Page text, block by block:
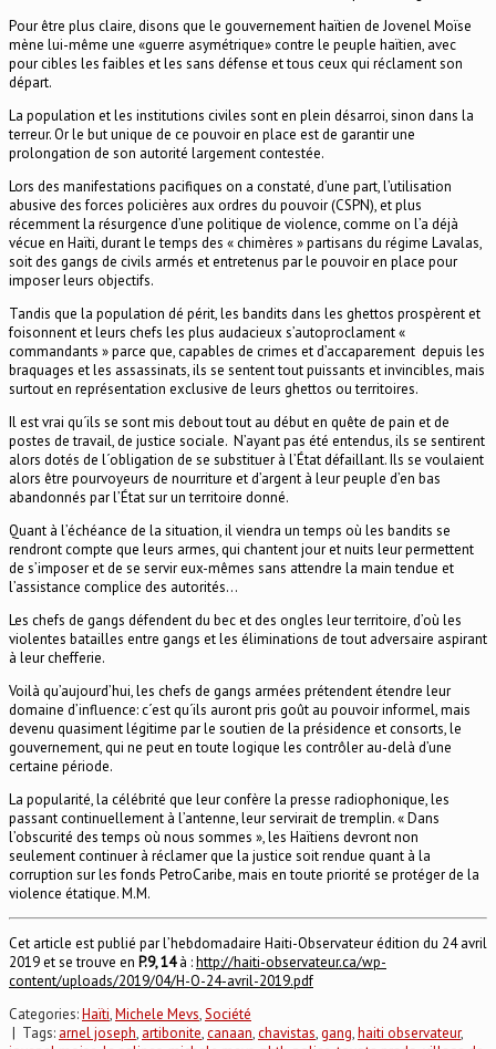
Pour être plus claire, disons que le gouvernement haïtien de Jovenel Moïse
mène lui-même une «guerre asymétrique» contre le peuple haïtien, avec
pour cibles les faibles et les sans défense et tous ceux qui réclament son
départ.
La population et les institutions civiles sont en plein désarroi, sinon dans la
terreur. Or le but unique de ce pouvoir en place est de garantir une
prolongation de son autorité largement contestée.
Lors des manifestations pacifiques on a constaté, d’une part, l’utilisation
abusive des forces policières aux ordres du pouvoir (CSPN), et plus
récemment la résurgence d’une politique de violence, comme on l’a déjà
vécue en Haïti, durant le temps des « chimères » partisans du régime Lavalas,
soit des gangs de civils armés et entretenus par le pouvoir en place pour
imposer leurs objectifs.
Tandis que la population dé périt, les bandits dans les ghettos prospèrent et
foisonnent et leurs chefs les plus audacieux s’autoproclament «
commandants » parce que, capables de crimes et d’accaparement depuis les
braquages et les assassinats, ils se sentent tout puissants et invincibles, mais
surtout en représentation exclusive de leurs ghettos ou territoires.
Il est vrai qu´ils se sont mis debout tout au début en quête de pain et de
postes de travail, de justice sociale. N’ayant pas été entendus, ils se sentirent
alors dotés de l´obligation de se substituer à l’État défaillant. Ils se voulaient
alors être pourvoyeurs de nourriture et d’argent à leur peuple d’en bas
abandonnés par l’État sur un territoire donné.
Quant à l’échéance de la situation, il viendra un temps où les bandits se
rendront compte que leurs armes, qui chantent jour et nuits leur permettent
de s’imposer et de se servir eux-mêmes sans attendre la main tendue et
l’assistance complice des autorités…
Les chefs de gangs défendent du bec et des ongles leur territoire, d’où les
violentes batailles entre gangs et les éliminations de tout adversaire aspirant
à leur chefferie.
Voilà qu’aujourd’hui, les chefs de gangs armées prétendent étendre leur
domaine d’influence: c´est qu´ils auront pris goût au pouvoir informel, mais
devenu quasiment légitime par le soutien de la présidence et consorts, le
gouvernement, qui ne peut en toute logique les contrôler au-delà d’une
certaine période.
La popularité, la célébrité que leur confère la presse radiophonique, les
passant continuellement à l’antenne, leur servirait de tremplin. « Dans
l’obscurité des temps où nous sommes », les Haïtiens devront non
seulement continuer à réclamer que la justice soit rendue quant à la
corruption sur les fonds PetroCaribe, mais en toute priorité se protéger de la
violence étatique. M.M.
Cet article est publié par l’hebdomadaire Haiti-Observateur édition du 24 avril
2019 et se trouve en P.9, 14à :http://haiti-observateur.ca/wp-
content/uploads/2019/04/H-O-24-avril-2019.pdf
Categories:Haïti,Michele Mevs,Société
| Tags: arnel joseph, artibonite,canaan,chavistas,gang,haiti observateur,